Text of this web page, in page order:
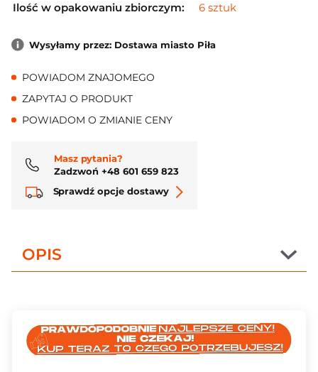
Ilość w opakowaniu zbiorczym:
6 sztuk
Wysyłamy przez: Dostawa miasto Piła
POWIADOM ZNAJOMEGO
ZAPYTAJ O PRODUKT
POWIADOM O ZMIANIE CENY
Masz pytania?
Zadzwoń +48 601 659 823
Sprawdź opcje dostawy
OPIS